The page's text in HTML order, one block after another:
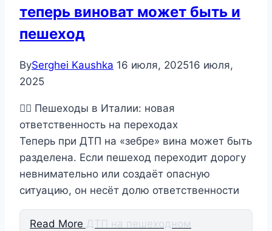
теперь виноват может быть и
пешеход
BySerghei Kaushka 16 июля, 202516 июля,
2025
🚶‍♂️ Пешеходы в Италии: новая
ответственность на переходах
Теперь при ДТП на «зебре» вина может быть
разделена. Если пешеход переходит дорогу
невнимательно или создаёт опасную
ситуацию, он несёт долю ответственности
Read More ДТП на пешеходном